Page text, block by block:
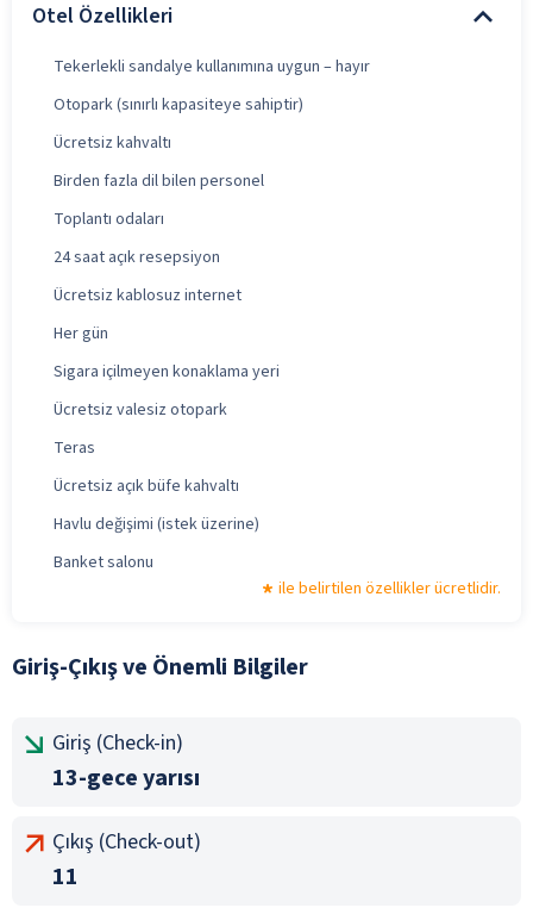
Otel Özellikleri
Tekerlekli sandalye kullanımına uygun – hayır
Otopark (sınırlı kapasiteye sahiptir)
Ücretsiz kahvaltı
Birden fazla dil bilen personel
Toplantı odaları
24 saat açık resepsiyon
Ücretsiz kablosuz internet
Her gün
Sigara içilmeyen konaklama yeri
Ücretsiz valesiz otopark
Teras
Ücretsiz açık büfe kahvaltı
Havlu değişimi (istek üzerine)
Banket salonu
ile belirtilen özellikler ücretlidir.
Giriş-Çıkış ve Önemli Bilgiler
Giriş (Check-in)
13-gece yarısı
Çıkış (Check-out)
11